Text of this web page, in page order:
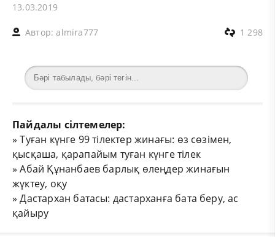
13.03.2019
Автор:almira777 1 298
Пайдалы сілтемелер:
»Туған күнге 99 тілектер жинағы: өз сөзімен,
қысқаша, қарапайым туған күнге тілек
»Абай Құнанбаев барлық өлеңдер жинағын
жүктеу, оқу
»Дастархан батасы: дастарханға бата беру, ас
қайыру